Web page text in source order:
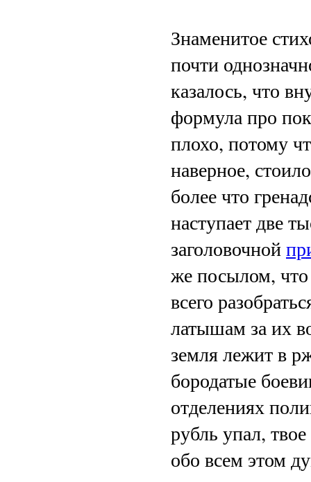
Знаменитое
почти
казалось, что
формула про
плохо, потому
наверное,
более что
наступает две
заголовочной
же посылом, что
всего
латышам за их
земля лежит в
бородатые
отделениях
рубль упал,
обо всем этом